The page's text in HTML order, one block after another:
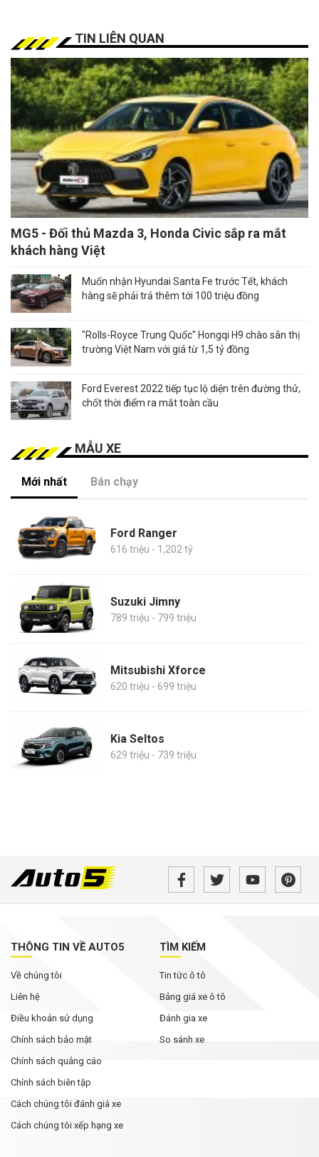
TIN LIÊN QUAN
MG5 - Đối thủ Mazda 3, Honda Civic sắp ra mắt
khách hàng Việt
Muốn nhận Hyundai Santa Fe trước Tết, khách
hàng sẽ phải trả thêm tới 100 triệu đồng
"Rolls-Royce Trung Quốc" Hongqi H9 chào sân thị
trường Việt Nam với giá từ 1,5 tỷ đồng
Ford Everest 2022 tiếp tục lộ diện trên đường thử,
chốt thời điểm ra mắt toàn cầu
MẪU XE
Mới nhất Bán chạy
Ford Ranger
616 triệu - 1,202 tỷ
Suzuki Jimny
789 triệu - 799 triệu
Mitsubishi Xforce
620 triệu - 699 triệu
Kia Seltos
629 triệu - 739 triệu
THÔNG TIN VỀ AUTO5
Về chúng tôi
Liên hệ
Điều khoản sử dụng
Chính sách bảo mật
Chính sách quảng cáo
Chính sách biên tập
Cách chúng tôi đánh giá xe
Cách chúng tôi xếp hạng xe
TÌM KIẾM
Tin tức ô tô
Bảng giá xe ô tô
Đánh gia xe
So sánh xe